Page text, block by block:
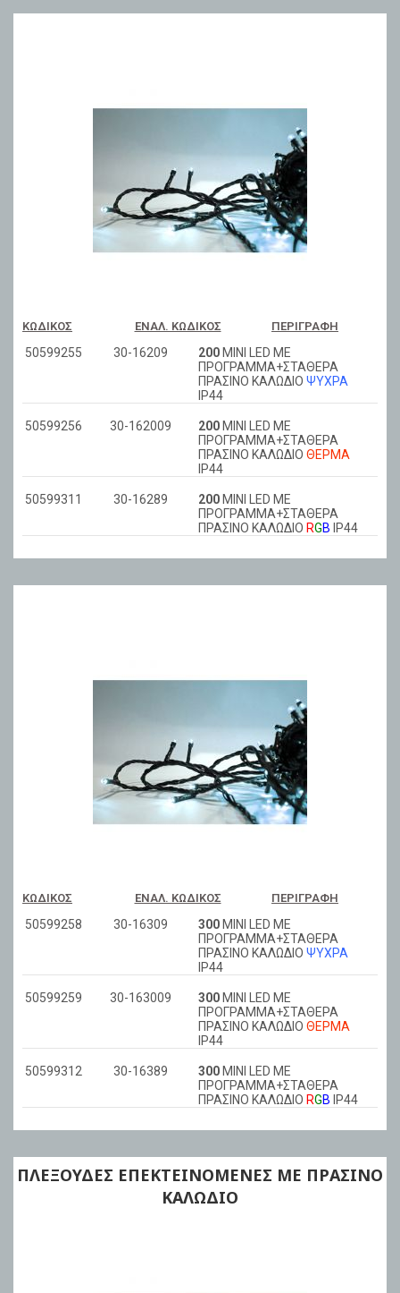
ΚΩΔΙΚΌΣ ΕΝΑΛ. ΚΩΔΙΚΌΣ ΠΕΡΙΓΡΑΦΉ
50599255 30-16209 200 ΜΙΝΙ LED ΜΕ
ΠΡΟΓΡΑΜΜΑ+ΣΤΑΘΕΡΑ
ΠΡΑΣΙΝΟ ΚΑΛΩΔIΟ ΨΥΧΡΑ
ΙΡ44
50599256 30-162009 200 ΜΙΝΙ LED ΜΕ
ΠΡΟΓΡΑΜΜΑ+ΣΤΑΘΕΡΑ
ΠΡΑΣΙΝΟ ΚΑΛΩΔIΟ ΘΕΡΜΑ
ΙΡ44
50599311 30-16289 200 ΜΙΝΙ LED ΜΕ
ΠΡΟΓΡΑΜΜΑ+ΣΤΑΘΕΡΑ
ΠΡΑΣΙΝΟ ΚΑΛΩΔIΟ RGB ΙΡ44
ΚΩΔΙΚΌΣ ΕΝΑΛ. ΚΩΔΙΚΌΣ ΠΕΡΙΓΡΑΦΉ
50599258 30-16309 300 ΜΙΝΙ LED ΜΕ
ΠΡΟΓΡΑΜΜΑ+ΣΤΑΘΕΡΑ
ΠΡΑΣΙΝΟ ΚΑΛΩΔIΟ ΨΥΧΡΑ
ΙΡ44
50599259 30-163009 300 ΜΙΝΙ LED ΜΕ
ΠΡΟΓΡΑΜΜΑ+ΣΤΑΘΕΡΑ
ΠΡΑΣΙΝΟ ΚΑΛΩΔIΟ ΘΕΡΜΑ
ΙΡ44
50599312 30-16389 300 ΜΙΝΙ LED ΜΕ
ΠΡΟΓΡΑΜΜΑ+ΣΤΑΘΕΡΑ
ΠΡΑΣΙΝΟ ΚΑΛΩΔIΟ RGB ΙΡ44
ΠΛΕΞΟΥΔΕΣ ΕΠΕΚΤΕΙΝΟΜΕΝΕΣ ΜΕ ΠΡΑΣΙΝΟ
ΚΑΛΩΔΙΟ